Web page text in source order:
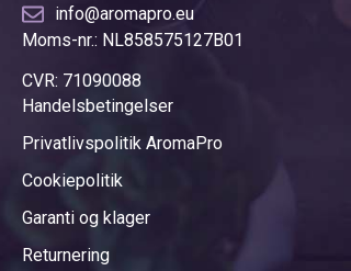
info@aromapro.eu
Moms-nr.: NL858575127B01
CVR: 71090088
Handelsbetingelser
Privatlivspolitik AromaPro
Cookiepolitik
Garanti og klager
Returnering